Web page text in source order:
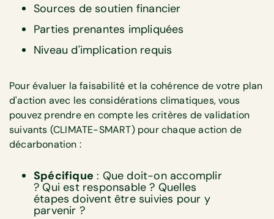
Sources de soutien financier
Parties prenantes impliquées
Niveau d'implication requis
Pour évaluer la faisabilité et la cohérence de votre plan
d'action avec les considérations climatiques, vous
pouvez prendre en compte les critères de validation
suivants (CLIMATE-SMART) pour chaque action de
décarbonation :
Spécifique : Que doit-on accomplir
? Qui est responsable ? Quelles
étapes doivent être suivies pour y
parvenir ?